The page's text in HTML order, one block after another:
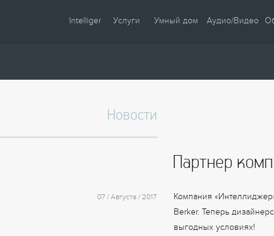
Intelliger
Партнеры
Услуги
Монтаж
Настройка
Умный дом
Управление
Климат
Аудио / Видео
Энергосбережение
Аудио/Видео
Новости
Партнер
07 / Августа / 2017
Компания
Berker. Теперь
выгодных условиях!